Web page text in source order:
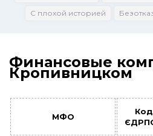
С плохой историей
Финансовые
Кропивницком
МФО
Код